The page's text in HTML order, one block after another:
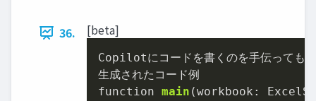
36. [beta]
Copilotにコードを書くのを手伝っても
function main (workbook: